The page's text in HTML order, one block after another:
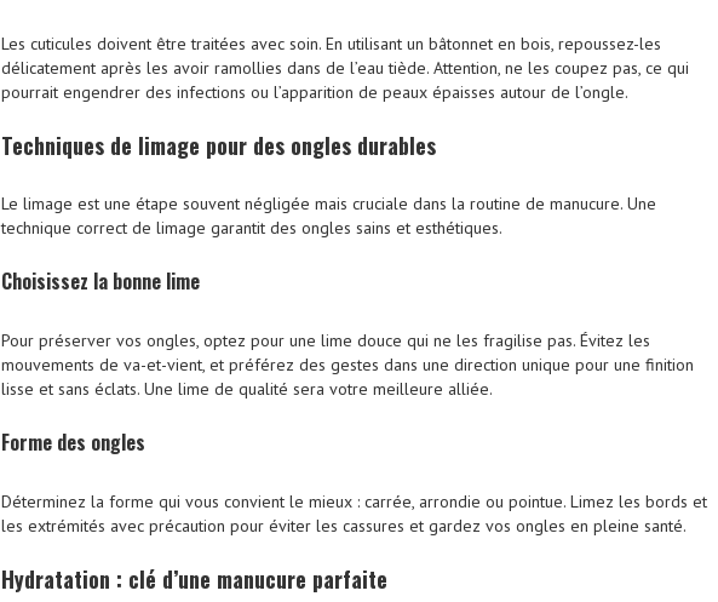
Les cuticules doivent être traitées avec soin. En utilisant un bâtonnet en bois, repoussez-les
délicatement après les avoir ramollies dans de l’eau tiède. Attention, ne les coupez pas, ce qui
pourrait engendrer des infections ou l’apparition de peaux épaisses autour de l’ongle.
Techniques de limage pour des ongles durables
Le limage est une étape souvent négligée mais cruciale dans la routine de manucure. Une
technique correct de limage garantit des ongles sains et esthétiques.
Choisissez la bonne lime
Pour préserver vos ongles, optez pour une lime douce qui ne les fragilise pas. Évitez les
mouvements de va-et-vient, et préférez des gestes dans une direction unique pour une finition
lisse et sans éclats. Une lime de qualité sera votre meilleure alliée.
Forme des ongles
Déterminez la forme qui vous convient le mieux : carrée, arrondie ou pointue. Limez les bords et
les extrémités avec précaution pour éviter les cassures et gardez vos ongles en pleine santé.
Hydratation : clé d’une manucure parfaite